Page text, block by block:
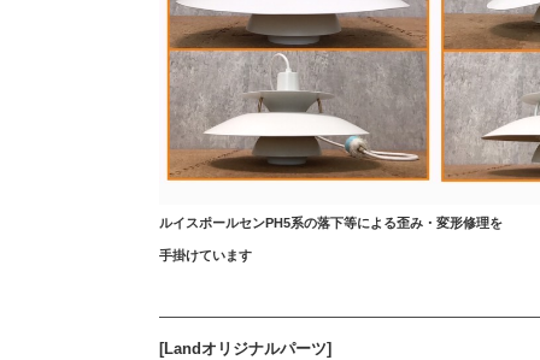
ルイスポールセンPH5系の落下等による歪み・変形修理を
手掛けています
[Landオリジナルパーツ]